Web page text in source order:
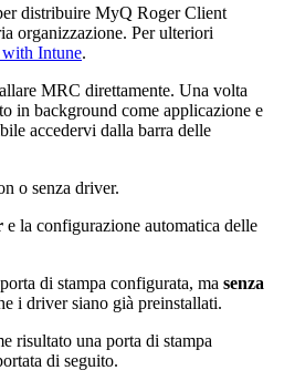
distribuire MyQ Roger Client
organizzazione. Per ulteriori
Intune.
MRC direttamente. Una volta
in background come applicazione e
accedervi dalla barra delle
o senza driver.
e la configurazione automatica delle
di stampa configurata, ma senza
i driver siano già preinstallati.
risultato una porta di stampa
di seguito.